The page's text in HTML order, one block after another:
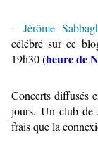
- Jérôme
célébré sur ce
19h30 (heure de
Concerts diffusés
jours. Un club de
frais que la